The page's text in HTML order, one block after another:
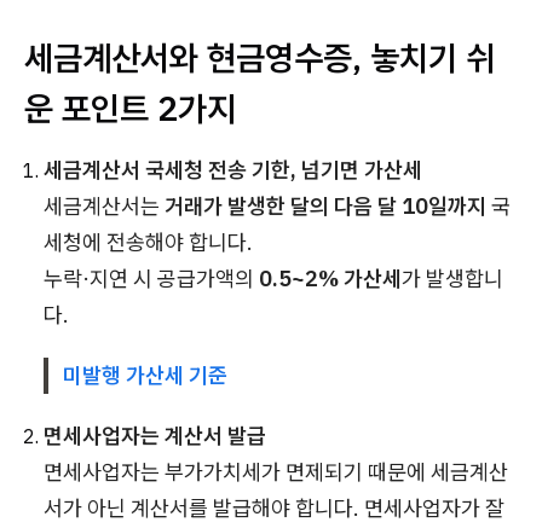
세금계산서와 현금영수증, 놓치기 쉬
운 포인트 2가지
세금계산서 국세청 전송 기한, 넘기면 가산세
세금계산서는 거래가 발생한 달의 다음 달 10일까지 국
세청에 전송해야 합니다.
누락·지연 시 공급가액의 0.5~2% 가산세가 발생합니
다.
미발행 가산세 기준
면세사업자는 계산서 발급
면세사업자는 부가가치세가 면제되기 때문에 세금계산
서가 아닌 계산서를 발급해야 합니다. 면세사업자가 잘